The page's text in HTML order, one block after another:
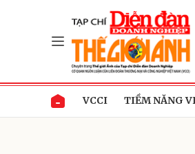
VCCI TIỀM NĂNG